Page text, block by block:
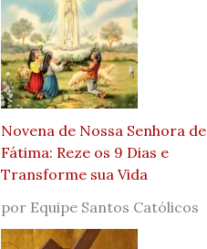
Novena de Nossa Senhora de
Fátima: Reze os 9 Dias e
Transforme sua Vida
por Equipe Santos Católicos